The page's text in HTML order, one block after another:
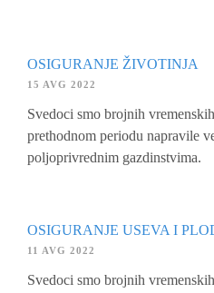
OSIGURANJE ŽIVOTINJA
15 AVG 2022
Svedoci smo brojnih
prethodnom periodu napravile
poljoprivrednim gazdinstvima.
OSIGURANJE USEVA I
11 AVG 2022
Svedoci smo brojnih